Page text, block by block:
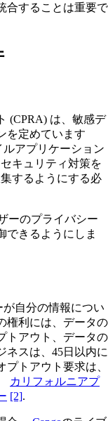
合することは重要で
(CPRA) は、敏感デ
を定めています
ルアプリケーション
キュリティ対策を
するようにする必
ーのプライバシー
できるようにしま
自分の情報につい
権利には、データの
トアウト、データの
ネスは、45日以内に
トアウト要求は、
カリフォルニアプ
[2].